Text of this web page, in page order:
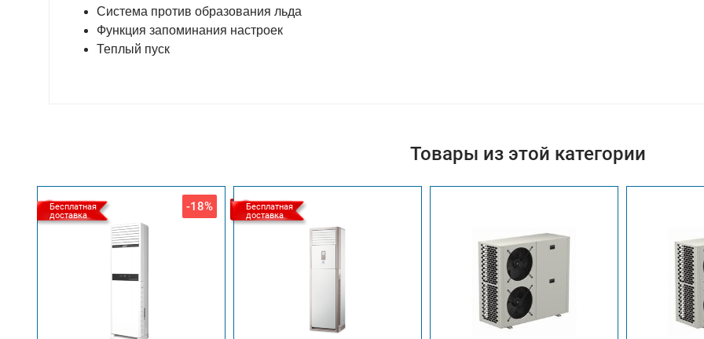
Система против образования льда
Функция запоминания настроек
Теплый пуск
Товары из этой категории
Бесплатная
доставка
-18%
Бесплатная
доставка